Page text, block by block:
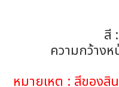
สี
ความกว้าง
หมายเหตุ : สีของสิ